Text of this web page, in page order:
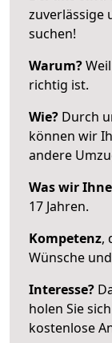
zuverlässige
suchen!
Warum?
richtig ist.
Wie? Durch
können wir
andere
Was wir
17 Jahren.
Kompetenz,
Wünsche
Interesse?
holen Sie
kostenlose